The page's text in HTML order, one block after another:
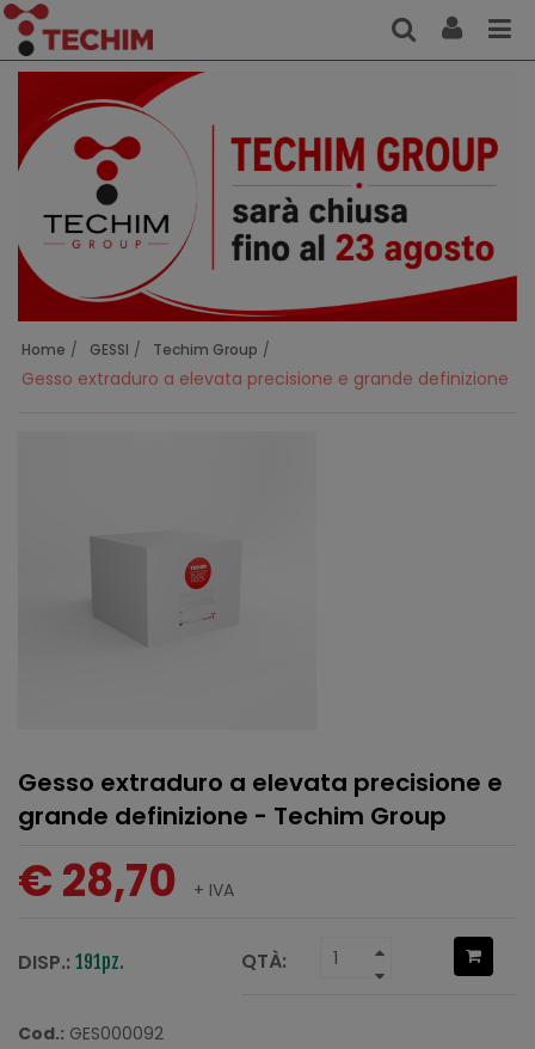
Home GESSI Techim Group
Gesso extraduro a elevata precisione e grande definizione
Gesso extraduro a elevata precisione e
grande definizione - Techim Group
€ 28,70 + IVA
DISP.: 191pz. QTÀ:
Cod.: GES000092